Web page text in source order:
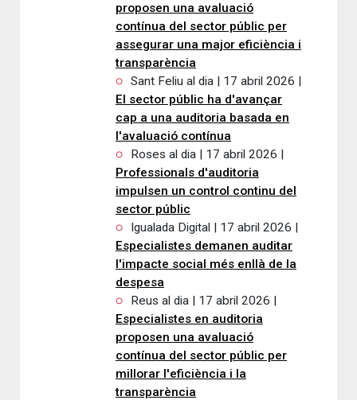
proposen una avaluació
contínua del sector públic per
assegurar una major eficiència i
transparència
Sant Feliu al dia | 17 abril 2026 |
El sector públic ha d'avançar
cap a una auditoria basada en
l'avaluació contínua
Roses al dia | 17 abril 2026 |
Professionals d'auditoria
impulsen un control continu del
sector públic
Igualada Digital | 17 abril 2026 |
Especialistes demanen auditar
l'impacte social més enllà de la
despesa
Reus al dia | 17 abril 2026 |
Especialistes en auditoria
proposen una avaluació
contínua del sector públic per
millorar l'eficiència i la
transparència